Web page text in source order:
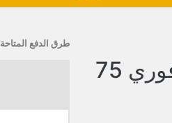
كولجيت معجون اوبتك فوري 75
طرق الدفع المتاحة